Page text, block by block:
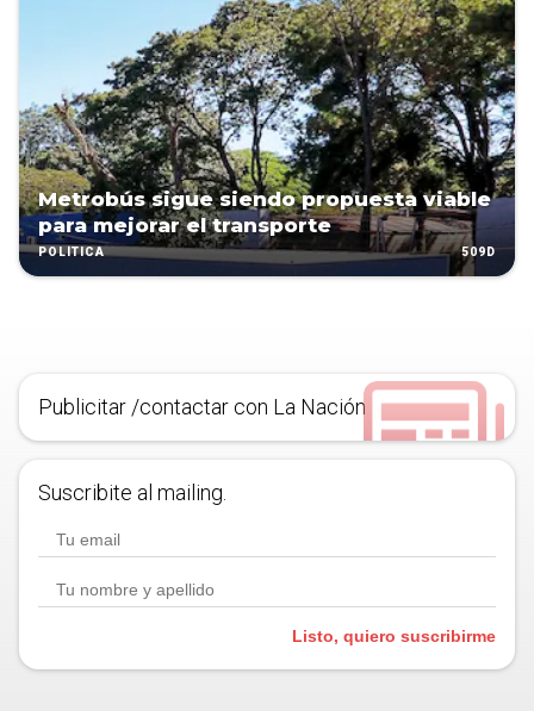
Metrobús sigue siendo propuesta viable
para mejorar el transporte
POLÍTICA 509D
Publicitar /contactar con La Nación
Suscribite al mailing.
Listo, quiero suscribirme